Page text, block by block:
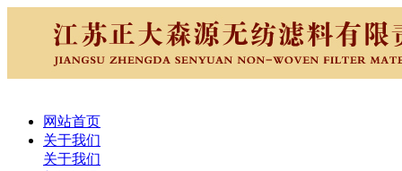
网站首页
关于我们
关于我们